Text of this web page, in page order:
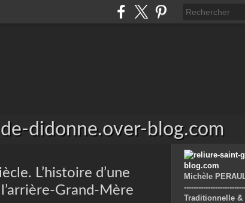
didonne.over-blog.com
L’histoire d’une
Grand-Mère
Michèle
Traditionnelle &